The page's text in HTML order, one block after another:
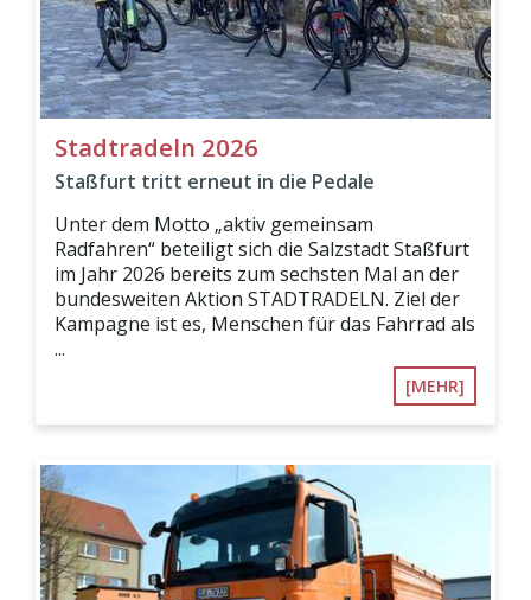
Stadtradeln 2026
Staßfurt tritt erneut in die Pedale
Unter dem Motto „aktiv gemeinsam
Radfahren“ beteiligt sich die Salzstadt Staßfurt
im Jahr 2026 bereits zum sechsten Mal an der
bundesweiten Aktion STADTRADELN. Ziel der
Kampagne ist es, Menschen für das Fahrrad als
...
[MEHR]